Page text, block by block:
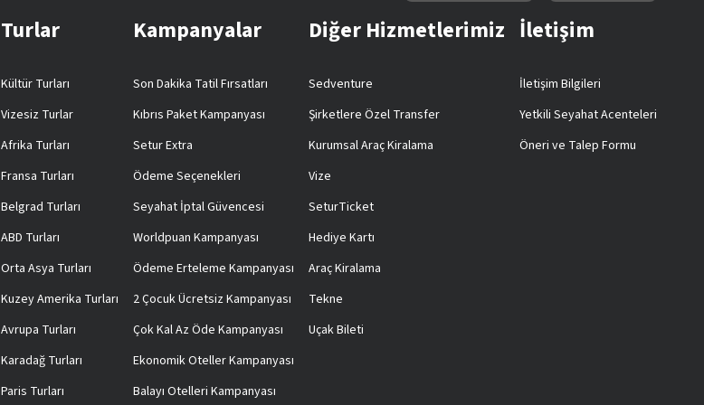
Turlar
Kültür Turları
Vizesiz Turlar
Afrika Turları
Fransa Turları
Belgrad Turları
ABD Turları
Orta Asya Turları
Kuzey Amerika Turları
Avrupa Turları
Karadağ Turları
Paris Turları
Kampanyalar
Son Dakika Tatil Fırsatları
Kıbrıs Paket Kampanyası
Setur Extra
Ödeme Seçenekleri
Seyahat İptal Güvencesi
Worldpuan Kampanyası
Ödeme Erteleme Kampanyası
2 Çocuk Ücretsiz Kampanyası
Çok Kal Az Öde Kampanyası
Ekonomik Oteller Kampanyası
Balayı Otelleri Kampanyası
Diğer Hizmetlerimiz
Sedventure
Şirketlere Özel Transfer
Kurumsal Araç Kiralama
Vize
SeturTicket
Hediye Kartı
Araç Kiralama
Tekne
Uçak Bileti
İletişim
İletişim Bilgileri
Yetkili Seyahat Acenteleri
Öneri ve Talep Formu